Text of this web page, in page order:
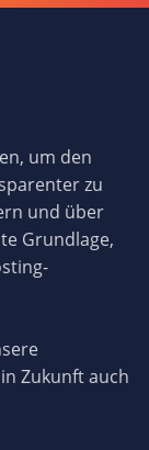
um den
zu
und über
Grundlage,
Zukunft auch